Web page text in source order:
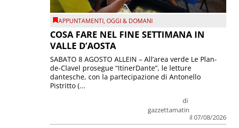
APPUNTAMENTI,OGGI & DOMANI
COSA FARE NEL FINE SETTIMANA IN
VALLE D’AOSTA
di
gazzettamatin
il 07/08/2026
SABATO 8 AGOSTO ALLEIN – All’area verde Le Plan-
de-Clavel prosegue “ItinerDante”, le letture
dantesche, con la partecipazione di Antonello
Pistritto (...